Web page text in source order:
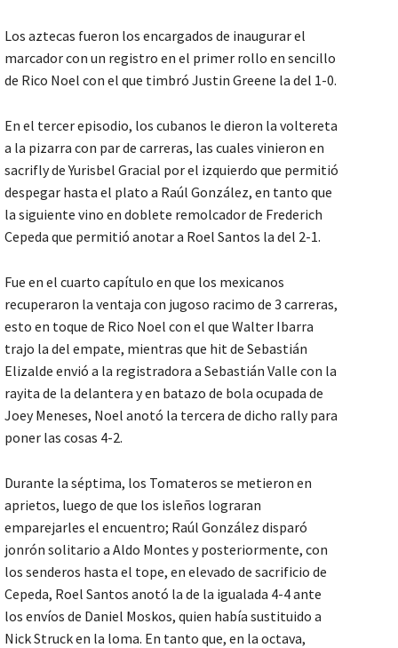
Los aztecas fueron los encargados de inaugurar el
marcador con un registro en el primer rollo en sencillo
de Rico Noel con el que timbró Justin Greene la del 1-0.
En el tercer episodio, los cubanos le dieron la voltereta
a la pizarra con par de carreras, las cuales vinieron en
sacrifly de Yurisbel Gracial por el izquierdo que permitió
despegar hasta el plato a Raúl González, en tanto que
la siguiente vino en doblete remolcador de Frederich
Cepeda que permitió anotar a Roel Santos la del 2-1.
Fue en el cuarto capítulo en que los mexicanos
recuperaron la ventaja con jugoso racimo de 3 carreras,
esto en toque de Rico Noel con el que Walter Ibarra
trajo la del empate, mientras que hit de Sebastián
Elizalde envió a la registradora a Sebastián Valle con la
rayita de la delantera y en batazo de bola ocupada de
Joey Meneses, Noel anotó la tercera de dicho rally para
poner las cosas 4-2.
Durante la séptima, los Tomateros se metieron en
aprietos, luego de que los isleños lograran
emparejarles el encuentro; Raúl González disparó
jonrón solitario a Aldo Montes y posteriormente, con
los senderos hasta el tope, en elevado de sacrificio de
Cepeda, Roel Santos anotó la de la igualada 4-4 ante
los envíos de Daniel Moskos, quien había sustituido a
Nick Struck en la loma. En tanto que, en la octava,